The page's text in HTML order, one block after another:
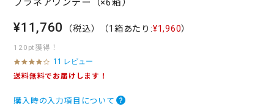
プラネアワンデー（×6箱）
¥11,760 （税込） （1箱あたり:¥1,960）
120pt獲得！
4
.
t
11 レビュー
送料無料でお届けします！
購入時の入力項目について